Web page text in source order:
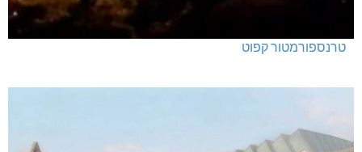
טרנספורמטור קפוט